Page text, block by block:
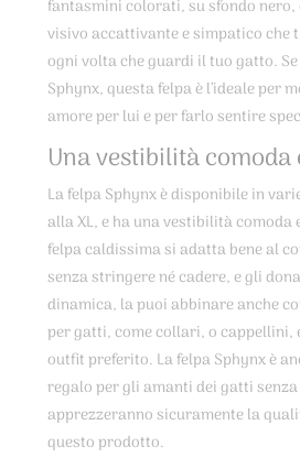
fantasmini colorati, su sfondo nero,
visivo accattivante e simpatico che
ogni volta che guardi il tuo gatto.
Sphynx, questa felpa è l’ideale per
amore per lui e per farlo sentire
Una vestibilità
La felpa Sphynx è disponibile in
alla XL, e ha una vestibilità comoda
felpa caldissima si adatta bene al
senza stringere né cadere, e gli
dinamica, la puoi abbinare anche
per gatti, come collari, o cappellini,
outfit preferito. La felpa Sphynx è
regalo per gli amanti dei gatti
apprezzeranno sicuramente la
questo prodotto.